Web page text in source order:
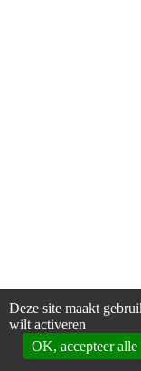
Deze site maakt
wilt activeren
OK, accepteer alle